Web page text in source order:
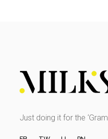
Just doing it for the ‘Gram.